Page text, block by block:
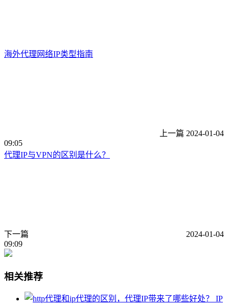
海外代理网络IP类型指南
上一篇 2024-01-04
09:05
代理IP与VPN的区别是什么？
下一篇
2024-01-04
09:09
相关推荐
IP